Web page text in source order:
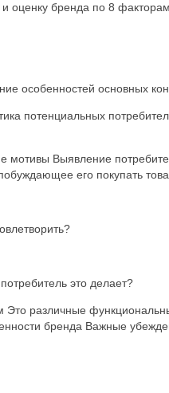
оценку бренда по 8
особенностей основных
потенциальных
Выявление
его покупать
это делает?
Это различные
бренда Важные